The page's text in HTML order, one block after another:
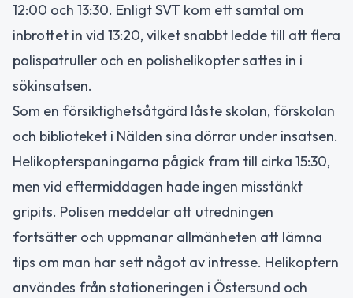
12:00 och 13:30. Enligt SVT kom ett samtal om
inbrottet in vid 13:20, vilket snabbt ledde till att flera
polispatruller och en polishelikopter sattes in i
sökinsatsen.
Som en försiktighetsåtgärd låste skolan, förskolan
och biblioteket i Nälden sina dörrar under insatsen.
Helikopterspaningarna pågick fram till cirka 15:30,
men vid eftermiddagen hade ingen misstänkt
gripits. Polisen meddelar att utredningen
fortsätter och uppmanar allmänheten att lämna
tips om man har sett något av intresse. Helikoptern
användes från stationeringen i Östersund och